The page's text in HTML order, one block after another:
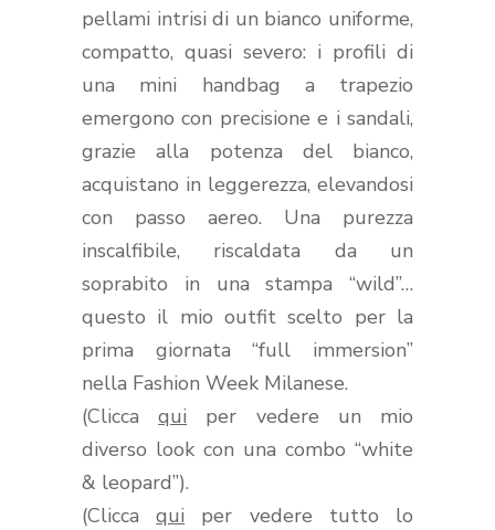
pellami intrisi di un bianco uniforme,
compatto, quasi severo: i profili di
una mini handbag a trapezio
emergono con precisione e i sandali,
grazie alla potenza del bianco,
acquistano in leggerezza, elevandosi
con passo aereo. Una purezza
inscalfibile, riscaldata da un
soprabito in una stampa “wild”…
questo il mio outfit scelto per la
prima giornata “full immersion”
nella Fashion Week Milanese.
(Cliccaqui per vedere un mio
diverso look con una combo “white
& leopard”).
(Cliccaqui per vedere tutto lo